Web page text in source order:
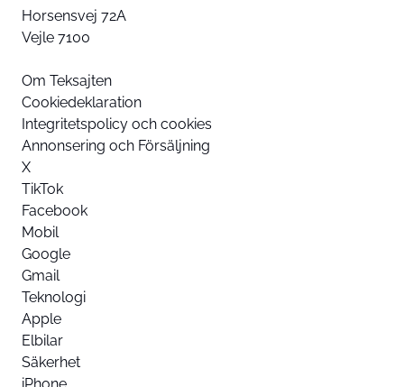
Horsensvej 72A
Vejle 7100
Om Teksajten
Cookiedeklaration
Integritetspolicy och cookies
Annonsering och Försäljning
X
TikTok
Facebook
Mobil
Google
Gmail
Teknologi
Apple
Elbilar
Säkerhet